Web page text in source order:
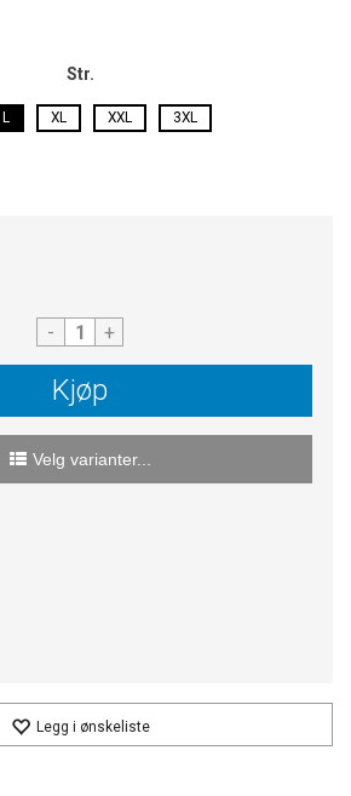
Str.
L XL XXL 3XL
- +
Kjøp
Velg varianter...
Legg i ønskeliste